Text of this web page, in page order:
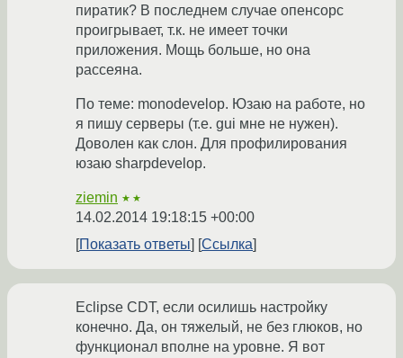
пиратик? В последнем случае опенсорс
проигрывает, т.к. не имеет точки
приложения. Мощь больше, но она
рассеяна.
По теме: monodevelop. Юзаю на работе, но
я пишу серверы (т.е. gui мне не нужен).
Доволен как слон. Для профилирования
юзаю sharpdevelop.
ziemin ★★
14.02.2014 19:18:15 +00:00
Показать ответы
Ссылка
Eclipse CDT, если осилишь настройку
конечно. Да, он тяжелый, не без глюков, но
функционал вполне на уровне. Я вот